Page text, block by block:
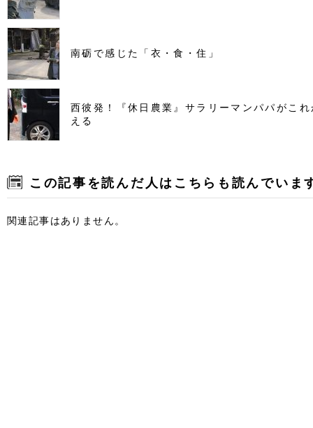
南砺で感じた「衣・食・住」
西彼発！『休日農業』サラリーマンパパがこ
える
この記事を読んだ人はこちらも読んでいま
関連記事はありません。